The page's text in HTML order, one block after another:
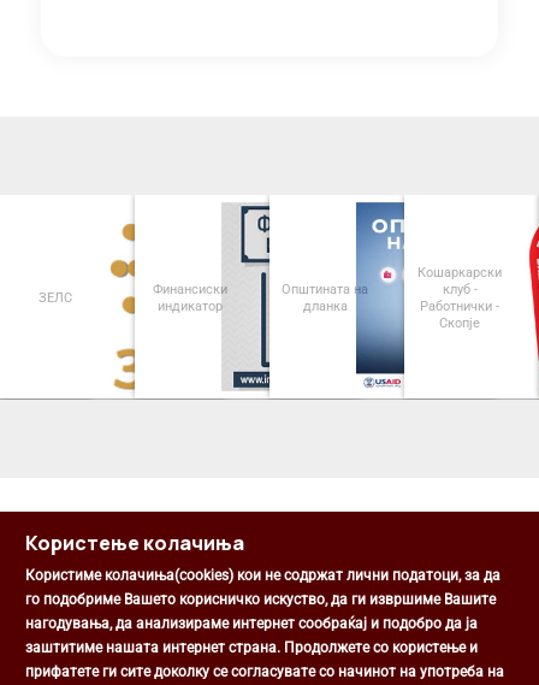
ЗЕЛС
Финансиски
индикатор
Општината на
дланка
Кошаркарски
клуб -
Работнички -
Скопје
Општина Центар
Михаил Цоков бр. 1, Скопје
Користење колачиња
Користиме колачиња(cookies) кои не содржат лични податоци, за да
го подобриме Вашето корисничко искуство, да ги извршиме Вашите
нагодувања, да анализираме интернет сообраќај и подобро да ја
заштитиме нашата интернет страна. Продолжете со користење и
прифатете ги сите доколку се согласувате со начинот на употреба на